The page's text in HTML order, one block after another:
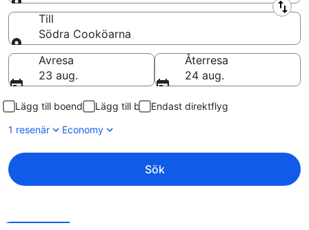
Från
Till
Södra Cooköarna
Till
Avresa
23 aug.
Återresa
24 aug.
Lägg till boende Lägg till bil
Endast direktflyg
1 resenär
Economy
Sök